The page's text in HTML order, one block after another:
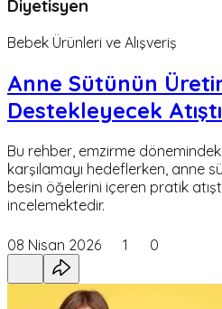
Diyetisyen
Bebek Ürünleri ve Alışveriş
Anne Sütünün
Destekleyecek
Bu rehber, emzirme
karşılamayı hedeflerken, anne
besin öğelerini içeren pratik
incelemektedir.
08 Nisan 2026 1 0